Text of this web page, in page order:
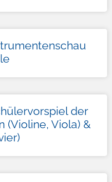
der
(Violine, Viola) &